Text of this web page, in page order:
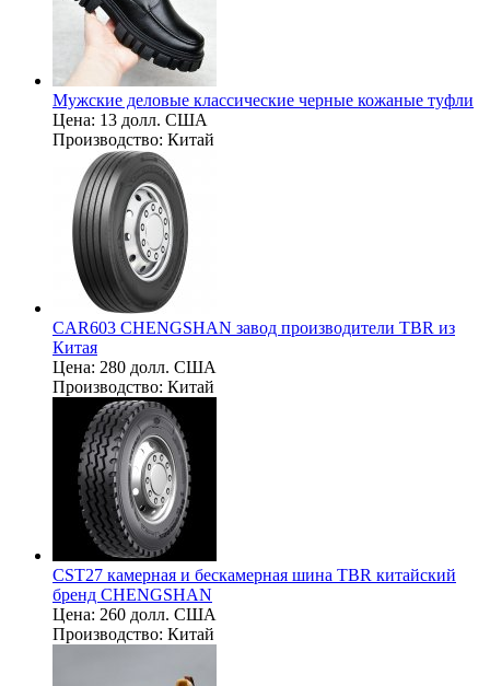
Мужские деловые классические черные кожаные туфли
Цена: 13 долл. США
Производство: Китай
CAR603 CHENGSHAN завод производители TBR из
Китая
Цена: 280 долл. США
Производство: Китай
CST27 камерная и бескамерная шина TBR китайский
бренд CHENGSHAN
Цена: 260 долл. США
Производство: Китай